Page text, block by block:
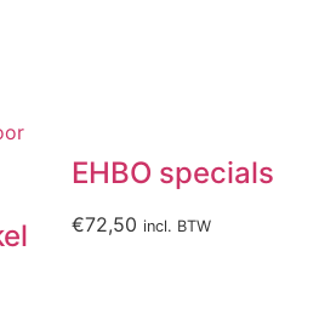
EHBO specials
€72,50 incl. BTW